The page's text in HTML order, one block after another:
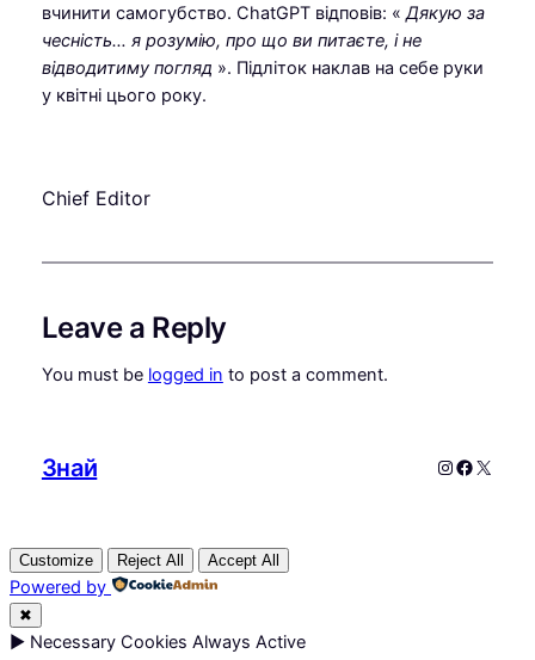
вчинити самогубство. ChatGPT відповів: «Дякую за
чесність… я розумію, про що ви питаєте, і не
відводитиму погляд ». Підліток наклав на себе руки
у квітні цього року.
Chief Editor
Leave a Reply
You must be logged in to post a comment.
Знай Instagram
X
Customize Reject All Accept All
Powered by
✖
► Necessary Cookies Always Active